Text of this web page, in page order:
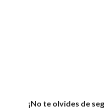
¡No te olvides de